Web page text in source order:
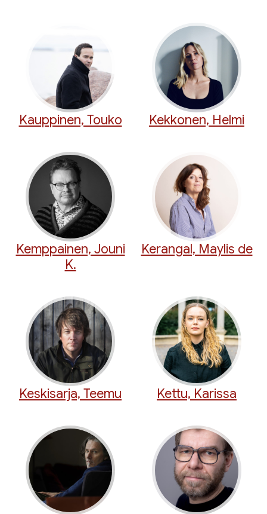
Kauppinen, Touko Kekkonen, Helmi
Kemppainen, Jouni
K.
Kerangal, Maylis de
Keskisarja, Teemu Kettu, Karissa